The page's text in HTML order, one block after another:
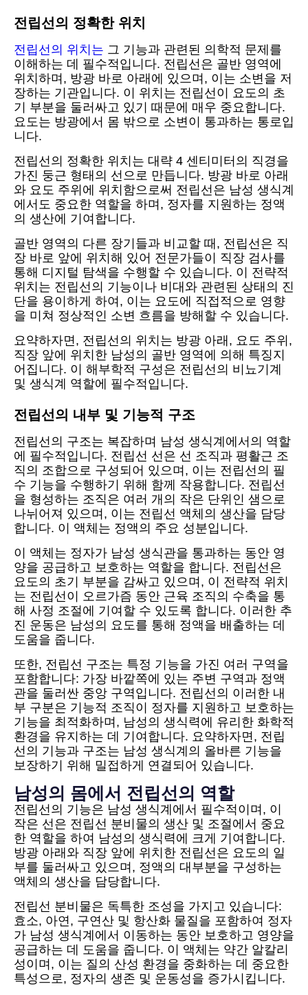
전립선의 정확한 위치
전립선의 위치는 그 기능과 관련된 의학적 문제를
이해하는 데 필수적입니다. 전립선은 골반 영역에
위치하며, 방광 바로 아래에 있으며, 이는 소변을 저
장하는 기관입니다. 이 위치는 전립선이 요도의 초
기 부분을 둘러싸고 있기 때문에 매우 중요합니다.
요도는 방광에서 몸 밖으로 소변이 통과하는 통로입
니다.
전립선의 정확한 위치는 대략 4 센티미터의 직경을
가진 둥근 형태의 선으로 만듭니다. 방광 바로 아래
와 요도 주위에 위치함으로써 전립선은 남성 생식계
에서도 중요한 역할을 하며, 정자를 지원하는 정액
의 생산에 기여합니다.
골반 영역의 다른 장기들과 비교할 때, 전립선은 직
장 바로 앞에 위치해 있어 전문가들이 직장 검사를
통해 디지털 탐색을 수행할 수 있습니다. 이 전략적
위치는 전립선의 기능이나 비대와 관련된 상태의 진
단을 용이하게 하여, 이는 요도에 직접적으로 영향
을 미쳐 정상적인 소변 흐름을 방해할 수 있습니다.
요약하자면, 전립선의 위치는 방광 아래, 요도 주위,
직장 앞에 위치한 남성의 골반 영역에 의해 특징지
어집니다. 이 해부학적 구성은 전립선의 비뇨기계
및 생식계 역할에 필수적입니다.
전립선의 내부 및 기능적 구조
전립선의 구조는 복잡하며 남성 생식계에서의 역할
에 필수적입니다. 전립선 선은 선 조직과 평활근 조
직의 조합으로 구성되어 있으며, 이는 전립선의 필
수 기능을 수행하기 위해 함께 작용합니다. 전립선
을 형성하는 조직은 여러 개의 작은 단위인 샘으로
나뉘어져 있으며, 이는 전립선 액체의 생산을 담당
합니다. 이 액체는 정액의 주요 성분입니다.
이 액체는 정자가 남성 생식관을 통과하는 동안 영
양을 공급하고 보호하는 역할을 합니다. 전립선은
요도의 초기 부분을 감싸고 있으며, 이 전략적 위치
는 전립선이 오르가즘 동안 근육 조직의 수축을 통
해 사정 조절에 기여할 수 있도록 합니다. 이러한 추
진 운동은 남성의 요도를 통해 정액을 배출하는 데
도움을 줍니다.
또한, 전립선 구조는 특정 기능을 가진 여러 구역을
포함합니다: 가장 바깥쪽에 있는 주변 구역과 정액
관을 둘러싼 중앙 구역입니다. 전립선의 이러한 내
부 구분은 기능적 조직이 정자를 지원하고 보호하는
기능을 최적화하며, 남성의 생식력에 유리한 화학적
환경을 유지하는 데 기여합니다. 요약하자면, 전립
선의 기능과 구조는 남성 생식계의 올바른 기능을
보장하기 위해 밀접하게 연결되어 있습니다.
남성의 몸에서 전립선의 역할
전립선의 기능은 남성 생식계에서 필수적이며, 이
작은 선은 전립선 분비물의 생산 및 조절에서 중요
한 역할을 하여 남성의 생식력에 크게 기여합니다.
방광 아래와 직장 앞에 위치한 전립선은 요도의 일
부를 둘러싸고 있으며, 정액의 대부분을 구성하는
액체의 생산을 담당합니다.
전립선 분비물은 독특한 조성을 가지고 있습니다:
효소, 아연, 구연산 및 항산화 물질을 포함하여 정자
가 남성 생식계에서 이동하는 동안 보호하고 영양을
공급하는 데 도움을 줍니다. 이 액체는 약간 알칼리
성이며, 이는 질의 산성 환경을 중화하는 데 중요한
특성으로, 정자의 생존 및 운동성을 증가시킵니다.